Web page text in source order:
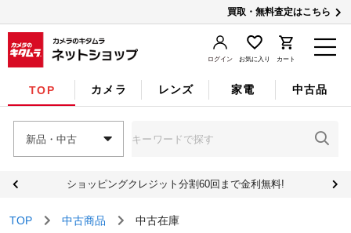
買取・無料査定はこちら
ログイン お気に入り カート
TOP カメラ レンズ 家電 中古品
新品・中古
ショッピングクレジット分割60回まで金利無料!
TOP 中古商品 中古在庫